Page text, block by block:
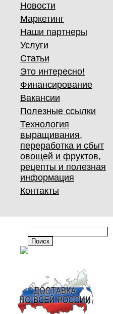
Новости
Маркетинг
Наши партнеры
Услуги
Статьи
Это интересно!
Финансирование
Вакансии
Полезные ссылки
Технология
выращивания,
переработка и сбыт
овощей и фруктов,
рецепты и полезная
информация
Контакты